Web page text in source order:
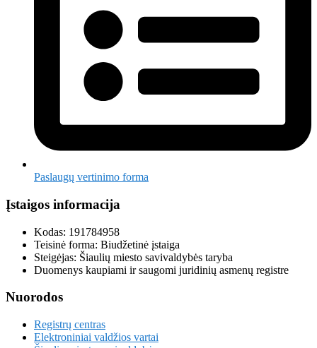
Paslaugų vertinimo forma
Įstaigos informacija
Kodas: 191784958
Teisinė forma: Biudžetinė įstaiga
Steigėjas: Šiaulių miesto savivaldybės taryba
Duomenys kaupiami ir saugomi juridinių asmenų registre
Nuorodos
Registrų centras
Elektroniniai valdžios vartai